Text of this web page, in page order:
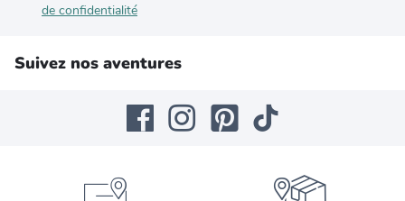
de confidentialité
Suivez nos aventures